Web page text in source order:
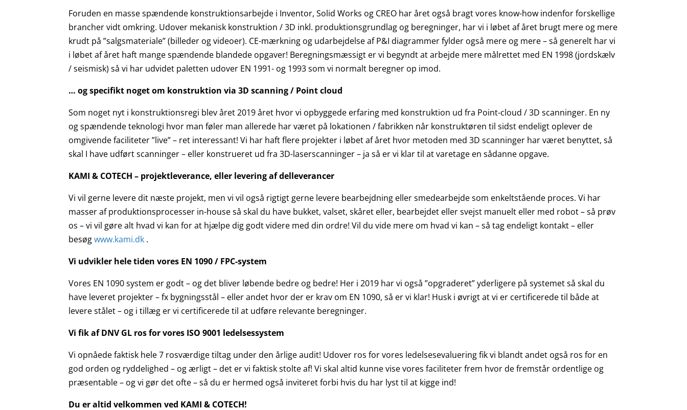
Foruden en masse spændende konstruktionsarbejde i Inventor, Solid Works og CREO har året også bragt vores know-how indenfor forskellige
brancher vidt omkring. Udover mekanisk konstruktion / 3D inkl. produktionsgrundlag og beregninger, har vi i løbet af året brugt mere og mere
krudt på ”salgsmateriale” (billeder og videoer). CE-mærkning og udarbejdelse af P&I diagrammer fylder også mere og mere – så generelt har vi
i løbet af året haft mange spændende blandede opgaver! Beregningsmæssigt er vi begyndt at arbejde mere målrettet med EN 1998 (jordskælv
/ seismisk) så vi har udvidet paletten udover EN 1991- og 1993 som vi normalt beregner op imod.
… og specifikt noget om konstruktion via 3D scanning / Point cloud
Som noget nyt i konstruktionsregi blev året 2019 året hvor vi opbyggede erfaring med konstruktion ud fra Point-cloud / 3D scanninger. En ny
og spændende teknologi hvor man føler man allerede har været på lokationen / fabrikken når konstruktøren til sidst endeligt oplever de
omgivende faciliteter ”live” – ret interessant! Vi har haft flere projekter i løbet af året hvor metoden med 3D scanninger har været benyttet, så
skal I have udført scanninger – eller konstrueret ud fra 3D-laserscanninger – ja så er vi klar til at varetage en sådanne opgave.
KAMI & COTECH – projektleverance, eller levering af delleverancer
Vi vil gerne levere dit næste projekt, men vi vil også rigtigt gerne levere bearbejdning eller smedearbejde som enkeltstående proces. Vi har
masser af produktionsprocesser in-house så skal du have bukket, valset, skåret eller, bearbejdet eller svejst manuelt eller med robot – så prøv
os – vi vil gøre alt hvad vi kan for at hjælpe dig godt videre med din ordre! Vil du vide mere om hvad vi kan – så tag endeligt kontakt – eller
besøgwww.kami.dk .
Vi udvikler hele tiden vores EN 1090 / FPC-system
Vores EN 1090 system er godt – og det bliver løbende bedre og bedre! Her i 2019 har vi også ”opgraderet” yderligere på systemet så skal du
have leveret projekter – fx bygningsstål – eller andet hvor der er krav om EN 1090, så er vi klar! Husk i øvrigt at vi er certificerede til både at
levere stålet – og i tillæg er vi certificerede til at udføre relevante beregninger.
Vi fik af DNV GL ros for vores ISO 9001 ledelsessystem
Vi opnåede faktisk hele 7 rosværdige tiltag under den årlige audit! Udover ros for vores ledelsesevaluering fik vi blandt andet også ros for en
god orden og ryddelighed – og ærligt – det er vi faktisk stolte af! Vi skal altid kunne vise vores faciliteter frem hvor de fremstår ordentlige og
præsentable – og vi gør det ofte – så du er hermed også inviteret forbi hvis du har lyst til at kigge ind!
Du er altid velkommen ved KAMI & COTECH!